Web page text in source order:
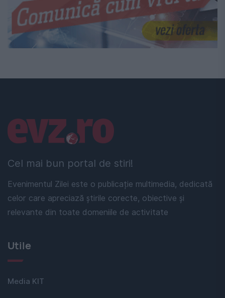
Cel mai bun portal de stiri!
Evenimentul Zilei este o publicație multimedia, dedicată
celor care apreciază știrile corecte, obiective și
relevante din toate domeniile de activitate
Linkuri utile
Utile
Media KIT